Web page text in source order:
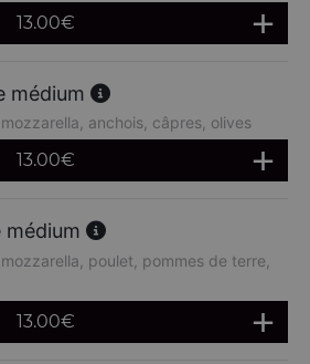
13.00€
médium
anchois, câpres, olives
13.00€
médium
poulet, pommes de terre,
13.00€